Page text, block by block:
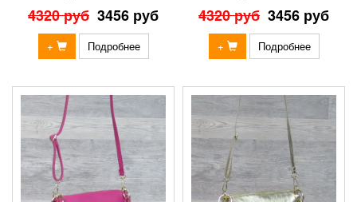
4320 руб 3456 руб
+ Подробнее
4320 руб 3456 руб
+ Подробнее